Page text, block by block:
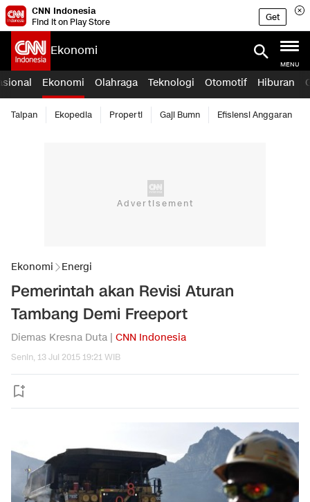
CNN Indonesia
Find it on Play Store
Get
Ekonomi
MENU
Ekonomi Olahraga Teknologi Otomotif Hiburan
Taipan Ekopedia Properti Gaji Bumn Efisiensi Anggaran
Ekonomi Energi
Pemerintah akan Revisi Aturan
Tambang Demi Freeport
Diemas Kresna Duta | CNN Indonesia
Senin, 13 Jul 2015 19:21 WIB